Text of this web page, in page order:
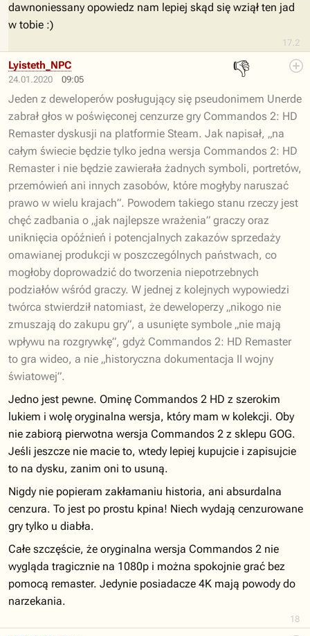
17.2
dawnoniessany opowiedz nam lepiej skąd się wziął ten jad
w tobie :)
24.01.2020 09:05
👎
18
Lyisteth_NPC
Jeden z deweloperów posługujący się pseudonimem Unerde
zabrał głos w poświęconej cenzurze gry Commandos 2: HD
Remaster dyskusji na platformie Steam. Jak napisał, „na
całym świecie będzie tylko jedna wersja Commandos 2: HD
Remaster i nie będzie zawierała żadnych symboli, portretów,
przemówień ani innych zasobów, które mogłyby naruszać
prawo w wielu krajach”. Powodem takiego stanu rzeczy jest
chęć zadbania o „jak najlepsze wrażenia” graczy oraz
uniknięcia opóźnień i potencjalnych zakazów sprzedaży
omawianej produkcji w poszczególnych państwach, co
mogłoby doprowadzić do tworzenia niepotrzebnych
podziałów wśród graczy. W jednej z kolejnych wypowiedzi
twórca stwierdził natomiast, że deweloperzy „nikogo nie
zmuszają do zakupu gry”, a usunięte symbole „nie mają
wpływu na rozgrywkę”, gdyż Commandos 2: HD Remaster
to gra wideo, a nie „historyczna dokumentacja II wojny
światowej”.
Jedno jest pewne. Ominę Commandos 2 HD z szerokim
lukiem i wolę oryginalna wersja, który mam w kolekcji. Oby
nie zabiorą pierwotna wersja Commandos 2 z sklepu GOG.
Jeśli jeszcze nie macie to, wtedy lepiej kupujcie i zapisujcie
to na dysku, zanim oni to usuną.
Nigdy nie popieram zakłamaniu historia, ani absurdalna
cenzura. To jest po prostu kpina! Niech wydają cenzurowane
gry tylko u diabła.
Całe szczęście, że oryginalna wersja Commandos 2 nie
wygląda tragicznie na 1080p i można spokojnie grać bez
pomocą remaster. Jedynie posiadacze 4K mają powody do
narzekania.